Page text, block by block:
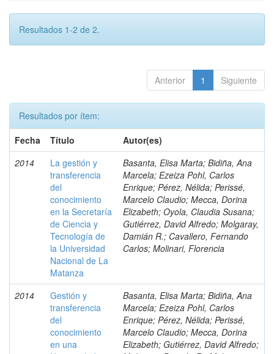
Resultados 1-2 de 2.
Anterior 1 Siguiente
Resultados por ítem:
Fecha
Título
Autor(es)
2014
La gestión y
transferencia
del
conocimiento
en la Secretaría
de Ciencia y
Tecnología de
la Universidad
Nacional de La
Matanza
Basanta, Elisa Marta; Bidiña, Ana
Marcela; Ezeiza Pohl, Carlos
Enrique; Pérez, Nélida; Perissé,
Marcelo Claudio; Mecca, Dorina
Elizabeth; Oyola, Claudia Susana;
Gutiérrez, David Alfredo; Molgaray,
Damián R.; Cavallero, Fernando
Carlos; Molinari, Florencia
2014
Gestión y
transferencia
del
conocimiento
en una
Basanta, Elisa Marta; Bidiña, Ana
Marcela; Ezeiza Pohl, Carlos
Enrique; Pérez, Nélida; Perissé,
Marcelo Claudio; Mecca, Dorina
Elizabeth; Gutiérrez, David Alfredo;